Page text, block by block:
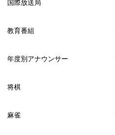
国際放送局
教育番組
年度別アナウンサー
将棋
麻雀